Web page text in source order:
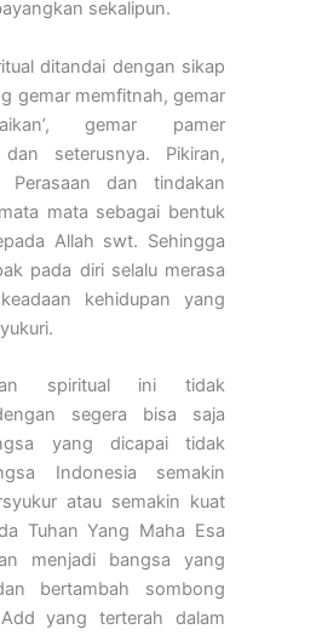
sekalipun.
ditandai dengan sikap
gemar memfitnah, gemar
gemar pamer
dan seterusnya. Pikiran,
Perasaan dan tindakan
mata sebagai bentuk
Allah swt. Sehingga
pada diri selalu merasa
kehidupan yang
spiritual ini tidak
segera bisa saja
yang dicapai tidak
Indonesia semakin
atau semakin kuat
Tuhan Yang Maha Esa
menjadi bangsa yang
bertambah sombong
yang terterah dalam